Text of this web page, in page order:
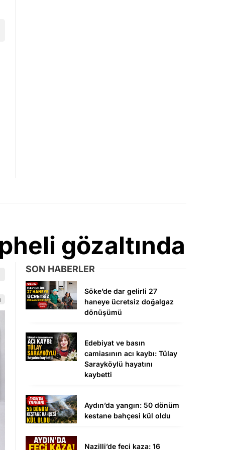
gözaltında
SON HABERLER
Söke’de dar gelirli 27
haneye ücretsiz doğalgaz
dönüşümü
Edebiyat ve basın
camiasının acı kaybı: Tülay
Sarayköylü hayatını
kaybetti
Aydın’da yangın: 50 dönüm
kestane bahçesi kül oldu
Nazilli’de feci kaza: 16